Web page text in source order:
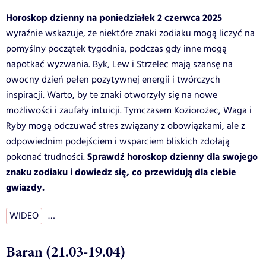
Horoskop dzienny na poniedziałek 2 czerwca 2025
wyraźnie wskazuje, że niektóre znaki zodiaku mogą liczyć na
pomyślny początek tygodnia, podczas gdy inne mogą
napotkać wyzwania. Byk, Lew i Strzelec mają szansę na
owocny dzień pełen pozytywnej energii i twórczych
inspiracji. Warto, by te znaki otworzyły się na nowe
możliwości i zaufały intuicji. Tymczasem Koziorożec, Waga i
Ryby mogą odczuwać stres związany z obowiązkami, ale z
odpowiednim podejściem i wsparciem bliskich zdołają
pokonać trudności.Sprawdź horoskop dzienny dla swojego
znaku zodiaku i dowiedz się, co przewidują dla ciebie
gwiazdy.
WIDEO …
Baran (21.03-19.04)